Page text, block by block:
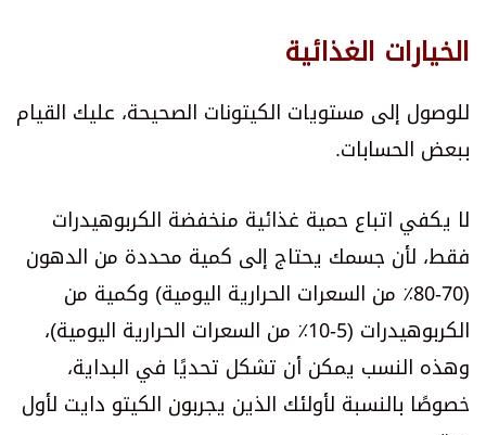
الخيارات الغذائية
للوصول إلى مستويات الكيتونات الصحيحة، عليك القيام
ببعض الحسابات.
لا يكفي اتباع حمية غذائية منخفضة الكربوهيدرات
فقط، لأن جسمك يحتاج إلى كمية محددة من الدهون
(70-80٪ من السعرات الحرارية اليومية) وكمية من
الكربوهيدرات (5-10٪ من السعرات الحرارية اليومية)،
وهذه النسب يمكن أن تشكل تحديًا في البداية،
خصوصًا بالنسبة لأولئك الذين يجربون الكيتو دايت لأول